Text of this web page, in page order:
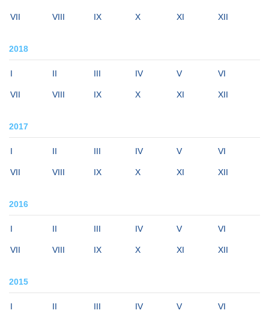
VII VIII IX X XI XII
2018
I II III IV V VI
VII VIII IX X XI XII
2017
I II III IV V VI
VII VIII IX X XI XII
2016
I II III IV V VI
VII VIII IX X XI XII
2015
I II III IV V VI